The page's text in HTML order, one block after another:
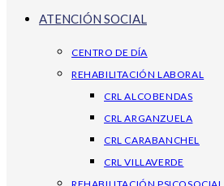
ATENCIÓN SOCIAL
CENTRO DE DÍA
REHABILITACIÓN LABORAL
CRL ALCOBENDAS
CRL ARGANZUELA
CRL CARABANCHEL
CRL VILLAVERDE